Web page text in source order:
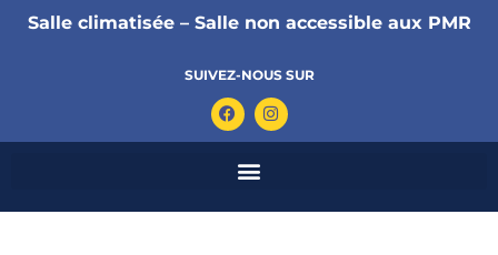
Salle climatisée – Salle non accessible aux PMR
SUIVEZ-NOUS SUR